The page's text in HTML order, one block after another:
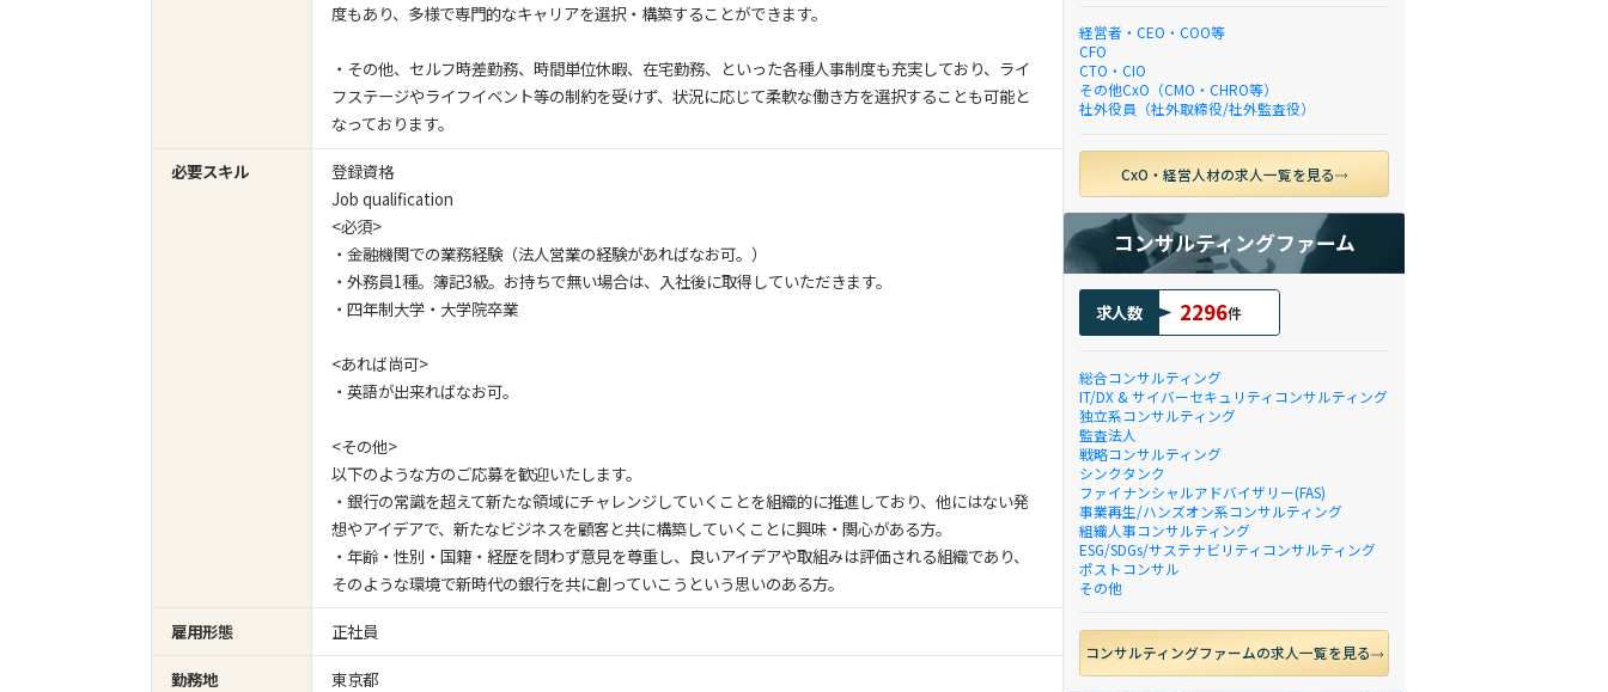
度もあり、多様で専門的なキャリアを選択・構築することができます。
・その他、セルフ時差勤務、時間単位休暇、在宅勤務、といった各種人事制度も充実しており、ライ
フステージやライフイベント等の制約を受けず、状況に応じて柔軟な働き方を選択することも可能と
なっております。
必要スキル
登録資格
Job qualification
<必須>
・金融機関での業務経験（法人営業の経験があればなお可。）
・外務員1種。簿記3級。お持ちで無い場合は、入社後に取得していただきます。
・四年制大学・大学院卒業
<あれば尚可>
・英語が出来ればなお可。
<その他>
以下のような方のご応募を歓迎いたします。
・銀行の常識を超えて新たな領域にチャレンジしていくことを組織的に推進しており、他にはない発
想やアイデアで、新たなビジネスを顧客と共に構築していくことに興味・関心がある方。
・年齢・性別・国籍・経歴を問わず意見を尊重し、良いアイデアや取組みは評価される組織であり、
そのような環境で新時代の銀行を共に創っていこうという思いのある方。
雇用形態
正社員
勤務地
東京都
経営者・CEO・COO等
CFO
CTO・CIO
その他CxO（CMO・CHRO等）
社外役員（社外取締役/社外監査役）
CxO・経営人材の求人一覧を見る
コンサルティングファーム
求人数 2296件
総合コンサルティング
IT/DX & サイバーセキュリティコンサルティング
独立系コンサルティング
監査法人
戦略コンサルティング
シンクタンク
ファイナンシャルアドバイザリー(FAS)
事業再生/ハンズオン系コンサルティング
組織人事コンサルティング
ESG/SDGs/サステナビリティコンサルティング
ポストコンサル
その他
コンサルティングファームの求人一覧を見る